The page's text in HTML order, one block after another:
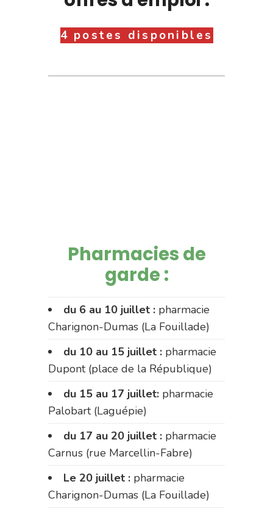
4 postes disponibles
Pharmacies de
garde :
du 6 au 10 juillet : pharmacie
Charignon-Dumas (La Fouillade)
du 10 au 15 juillet : pharmacie
Dupont (place de la République)
du 15 au 17 juillet: pharmacie
Palobart (Laguépie)
du 17 au 20 juillet : pharmacie
Carnus (rue Marcellin-Fabre)
Le 20 juillet : pharmacie
Charignon-Dumas (La Fouillade)